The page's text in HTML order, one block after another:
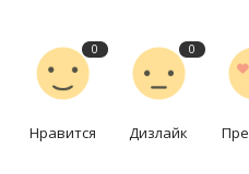
0
Нравится
0
Дизлайк